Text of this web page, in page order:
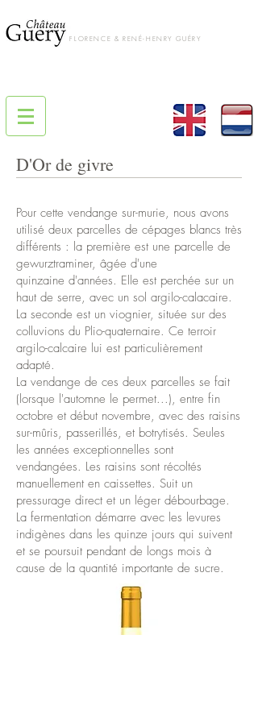
FLORENCE & RENÉ-HENRY GUÉRY
D'Or de givre
Pour cette vendange sur-murie, nous avons
utilisé deux parcelles de cépages blancs très
différents : la première est une parcelle de
gewurztraminer, âgée d'une
quinzaine d'années. Elle est perchée sur un
haut de serre, avec un sol argilo-calacaire.
La seconde est un viognier, située sur des
colluvions du Plio-quaternaire. Ce terroir
argilo-calcaire lui est particulièrement
adapté.
La vendange de ces deux parcelles se fait
(lorsque l'automne le permet...), entre fin
octobre et début novembre, avec des raisins
sur-mûris, passerillés, et botrytisés. Seules
les années exceptionnelles sont
vendangées. Les raisins sont récoltés
manuellement en caissettes. Suit un
pressurage direct et un léger débourbage.
La fermentation démarre avec les levures
indigènes dans les quinze jours qui suivent
et se poursuit pendant de longs mois à
cause de la quantité importante de sucre.